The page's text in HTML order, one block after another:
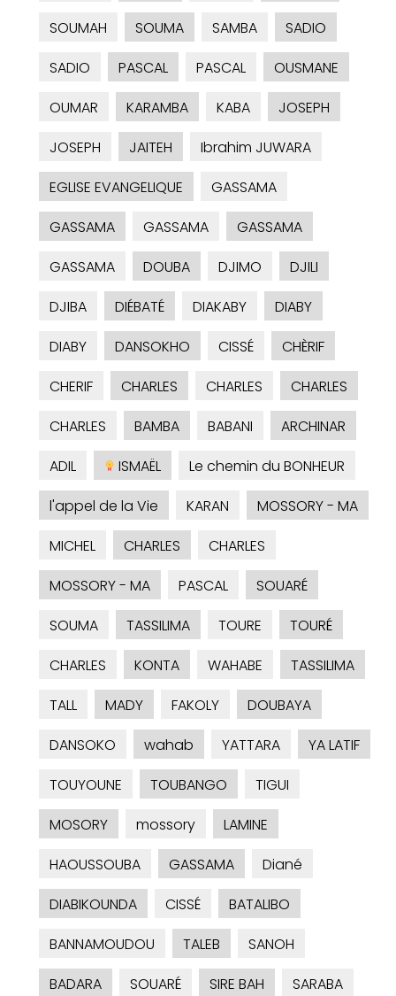
SOUMAH
SOUMA SAMBA
SADIO
SADIO
PASCAL PASCAL
OUSMANE
OUMAR
KARAMBA KABA
JOSEPH
JOSEPH
JAITEH
Ibrahim JUWARA
EGLISE EVANGELIQUE
GASSAMA
GASSAMA
GASSAMA
GASSAMA
GASSAMA
DOUBA DJIMO
DJILI
DJIBA
DIÉBATÉ DIAKABY
DIABY
DIABY
DANSOKHO CISSÉ
CHÈRIF
CHERIF
CHARLES CHARLES
CHARLES
CHARLES
BAMBA BABANI
ARCHINAR
ADIL
ISMAËL
Le chemin du BONHEUR
l'appel de la Vie
KARAN
MOSSORY - MA
MICHEL
CHARLES
CHARLES
MOSSORY - MA
PASCAL
SOUARÉ
SOUMA
TASSILIMA TOURE
TOURÉ
CHARLES
KONTA WAHABE
TASSILIMA
TALL
MADY FAKOLY
DOUBAYA
DANSOKO
wahab YATTARA
YA LATIF
TOUYOUNE
TOUBANGO
TIGUI
MOSORY
mossory
LAMINE
HAOUSSOUBA
GASSAMA
Diané
DIABIKOUNDA
CISSÉ
BATALIBO
BANNAMOUDOU
TALEB
SANOH
BADARA
SOUARÉ SIRE BAH
SARABA